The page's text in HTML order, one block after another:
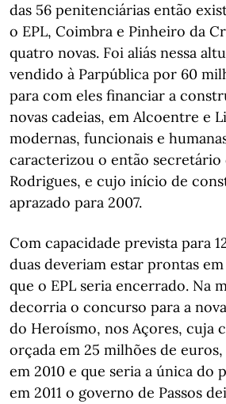
das 56 penitenciárias então
o EPL, Coimbra e Pinheiro da
quatro novas. Foi aliás nessa
vendido à Parpública por 60
para com eles financiar a
novas cadeias, em Alcoentre e
modernas, funcionais e
caracterizou o então secretário
Rodrigues, e cujo início de
aprazado para 2007.
Com capacidade prevista para
duas deveriam estar prontas
que o EPL seria encerrado. Na
decorria o concurso para a
do Heroísmo, nos Açores, cuja
orçada em 25 milhões de
em 2010 e que seria a única do
em 2011 o governo de Passos